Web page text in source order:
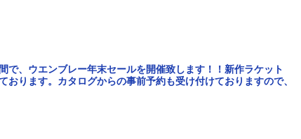
で、ウエンブレー年末セールを開催致します！！新作ラケット
おります。カタログからの事前予約も受け付けておりますので、